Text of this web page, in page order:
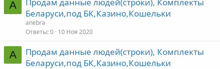
A
Беларуси,под БК,Казино,Кошельки
anebra
Ответы 0 10 Ноя 2020
A
Продам данные людей(строки), Комплекты
Беларуси,под БК,Казино,Кошельки